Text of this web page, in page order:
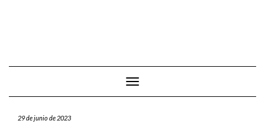
Cambiar modo de navegación
29 de junio de 2023